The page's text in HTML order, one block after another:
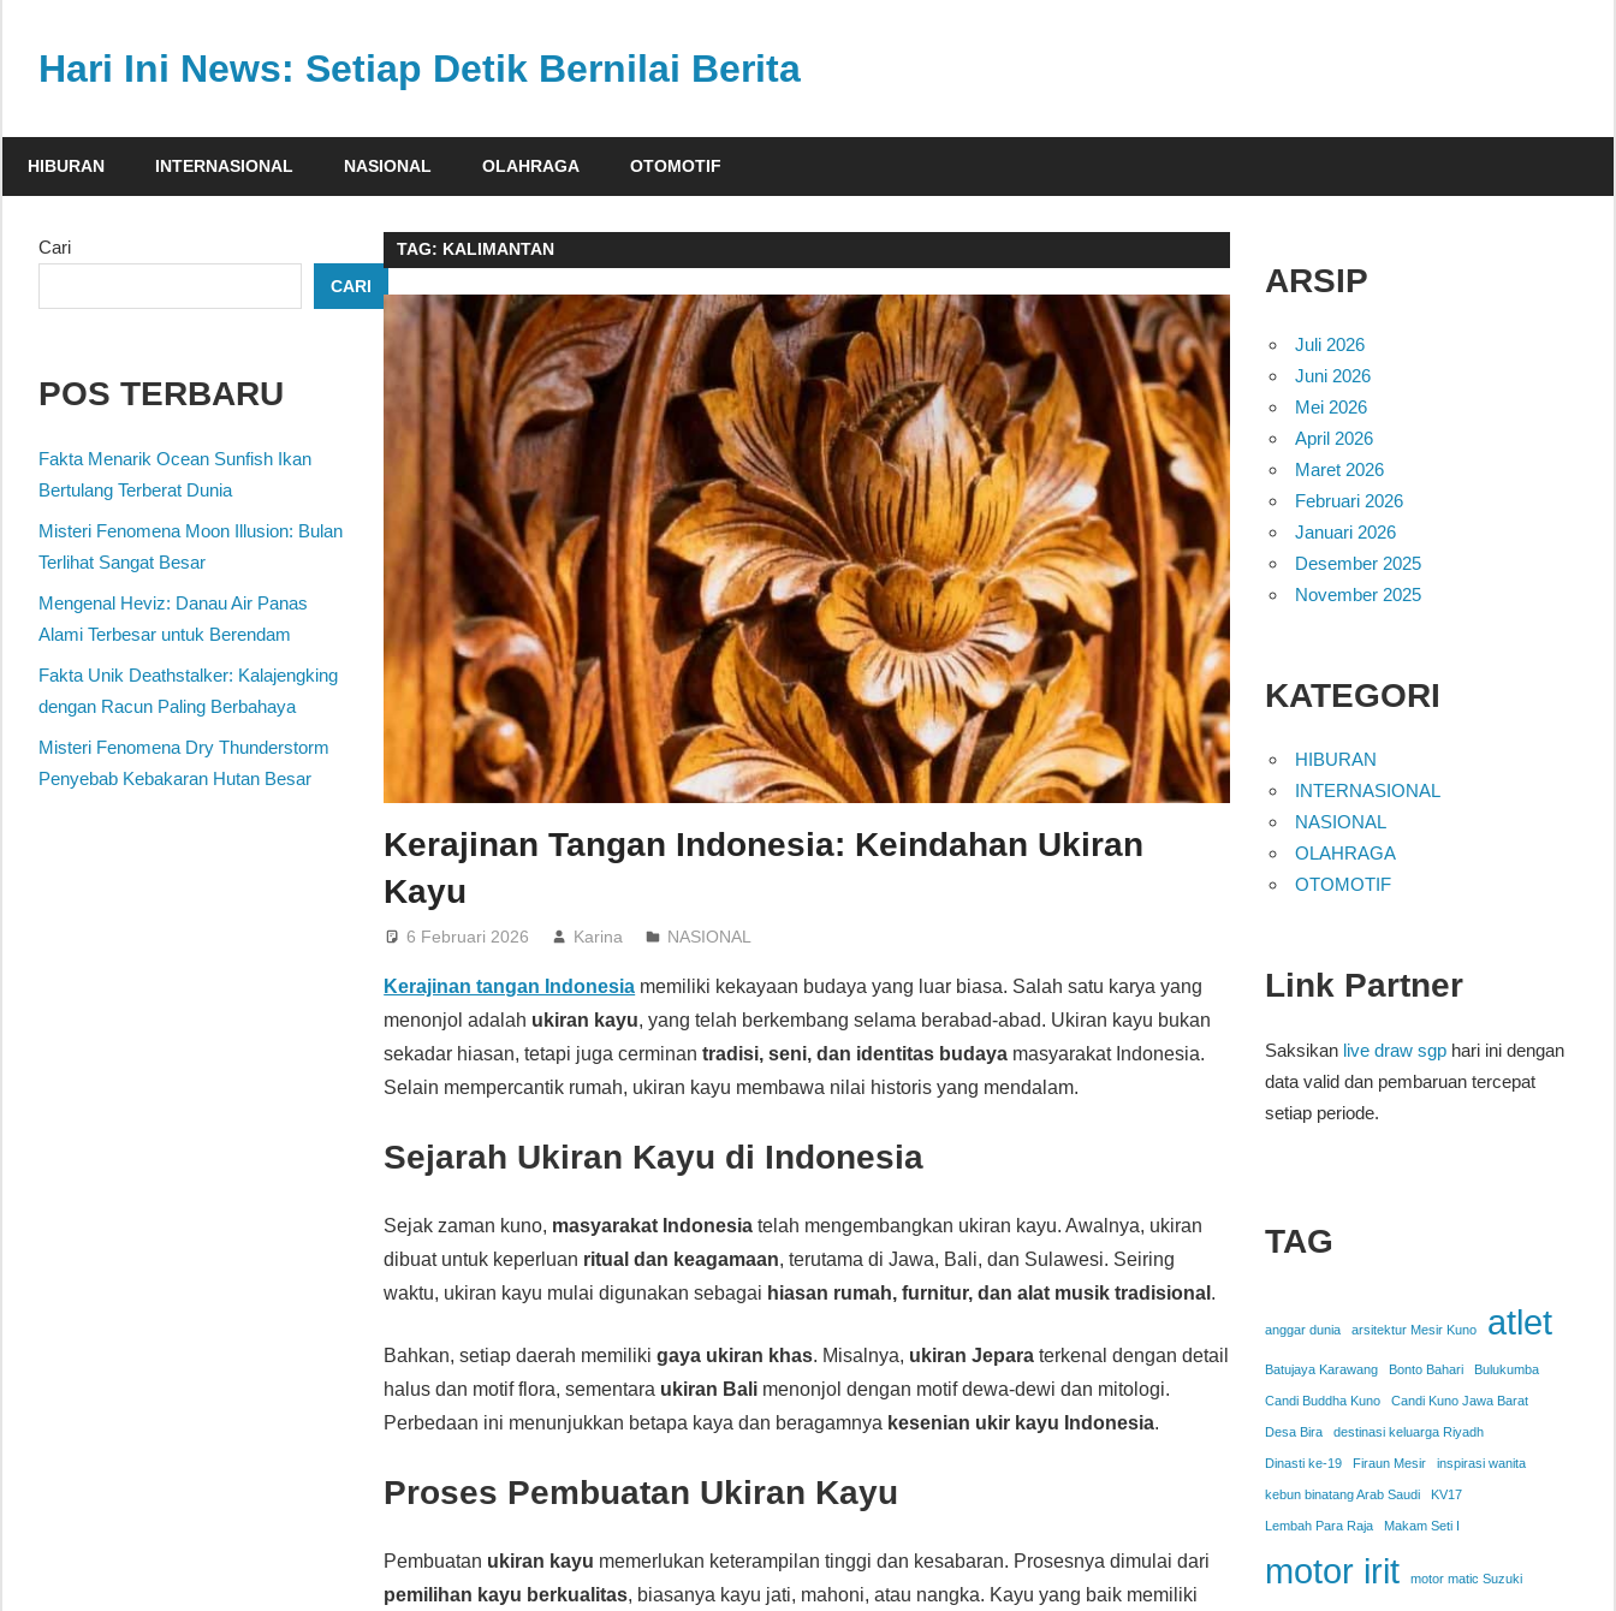
contentHari Ini News: Setiap Detik Bernilai Berita
dan
tercepat
henti
HIBURAN INTERNASIONAL NASIONAL OLAHRAGA OTOMOTIF
TAG: KALIMANTAN
Kerajinan Tangan Indonesia: Keindahan Ukiran
Kayu
6 Februari 2026 Karina NASIONAL
Kerajinan tangan Indonesia memiliki kekayaan budaya yang luar biasa. Salah satu karya yang
menonjol adalah ukiran kayu, yang telah berkembang selama berabad-abad. Ukiran kayu bukan
sekadar hiasan, tetapi juga cerminantradisi, seni, dan identitas budaya masyarakat Indonesia.
Selain mempercantik rumah, ukiran kayu membawa nilai historis yang mendalam.
Sejarah Ukiran Kayu di Indonesia
Sejak zaman kuno, masyarakat Indonesia telah mengembangkan ukiran kayu. Awalnya, ukiran
dibuat untuk keperluan ritual dan keagamaan, terutama di Jawa, Bali, dan Sulawesi. Seiring
waktu, ukiran kayu mulai digunakan sebagai hiasan rumah, furnitur, dan alat musik tradisional .
Bahkan, setiap daerah memilikigaya ukiran khas. Misalnya, ukiran Jepara terkenal dengan detail
halus dan motif flora, sementara ukiran Bali menonjol dengan motif dewa-dewi dan mitologi.
Perbedaan ini menunjukkan betapa kaya dan beragamnya kesenian ukir kayu Indonesia.
Proses Pembuatan Ukiran Kayu
Pembuatan ukiran kayu memerlukan keterampilan tinggi dan kesabaran. Prosesnya dimulai dari
pemilihan kayu berkualitas, biasanya kayu jati, mahoni, atau nangka. Kayu yang baik memiliki
Cari
CARI
POS TERBARU
Fakta Menarik Ocean Sunfish Ikan
Bertulang Terberat Dunia
Misteri Fenomena Moon Illusion: Bulan
Terlihat Sangat Besar
Mengenal Heviz: Danau Air Panas
Alami Terbesar untuk Berendam
Fakta Unik Deathstalker: Kalajengking
dengan Racun Paling Berbahaya
Misteri Fenomena Dry Thunderstorm
Penyebab Kebakaran Hutan Besar
ARSIP
Juli 2026
Juni 2026
Mei 2026
April 2026
Maret 2026
Februari 2026
Januari 2026
Desember 2025
November 2025
KATEGORI
HIBURAN
INTERNASIONAL
NASIONAL
OLAHRAGA
OTOMOTIF
Link Partner
Saksikan live draw sgphari ini dengan
data valid dan pembaruan tercepat
setiap periode.
TAG
anggar dunia arsitektur Mesir Kuno atlet
Batujaya Karawang Bonto Bahari Bulukumba
Candi Buddha Kuno Candi Kuno Jawa Barat
Desa Bira destinasi keluarga Riyadh
Dinasti ke-19 Firaun Mesir inspirasi wanita
kebun binatang Arab Saudi KV17
Lembah Para Raja Makam Seti I
motor irit motor matic Suzuki